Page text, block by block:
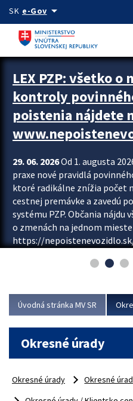
Preskocit na hlavný obsah
SK e-Govarrow_drop_down
Zastavit automatický posun upútavok
LEX PZP: všetko
kontroly
poistenia nájdete
29. 06. 2026Od 1. augusta
praxe nové pravidlá
ktoré radikálne znížia počet
cestnej premávke a zavedú
systému PZP. Občania
o zmenách na jednom
https://
asociácie poisťovní
Viac
Úvodná stránka MV SR
Okresné úrady
Okresné úrady
Okresné